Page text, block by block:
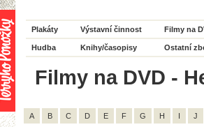
Plakáty Výstavní činnost Filmy na
Hudba Knihy/časopisy Ostatní
Filmy na DVD -
A B C D E F G H I J